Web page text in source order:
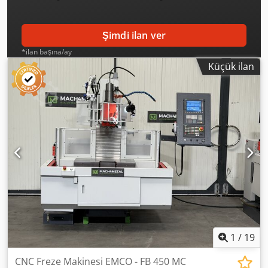
Şimdi ilan ver
*ilan başına/ay
Küçük ilan
1 / 19
CNC Freze Makinesi EMCO - FB 450 MC